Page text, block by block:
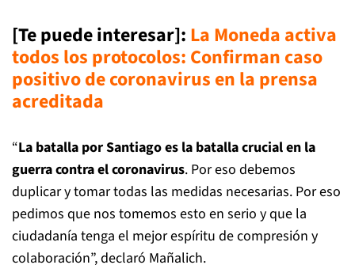
[Te puede interesar]: La Moneda activa
todos los protocolos: Confirman caso
positivo de coronavirus en la prensa
acreditada
“La batalla por Santiago es la batalla crucial en la
guerra contra el coronavirus. Por eso debemos
duplicar y tomar todas las medidas necesarias. Por eso
pedimos que nos tomemos esto en serio y que la
ciudadanía tenga el mejor espíritu de compresión y
colaboración”, declaró Mañalich.